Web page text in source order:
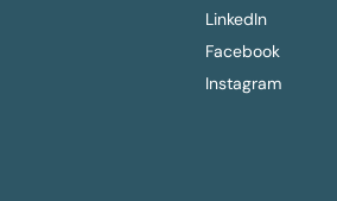
LinkedIn
Facebook
Instagram